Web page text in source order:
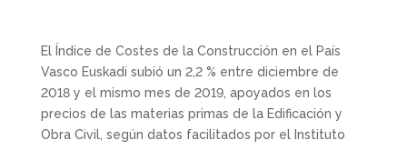
El Índice de Costes de la Construcción en el País
Vasco Euskadi subió un 2,2 % entre diciembre de
2018 y el mismo mes de 2019, apoyados en los
precios de las materias primas de la Edificación y
Obra Civil, según datos facilitados por el Instituto